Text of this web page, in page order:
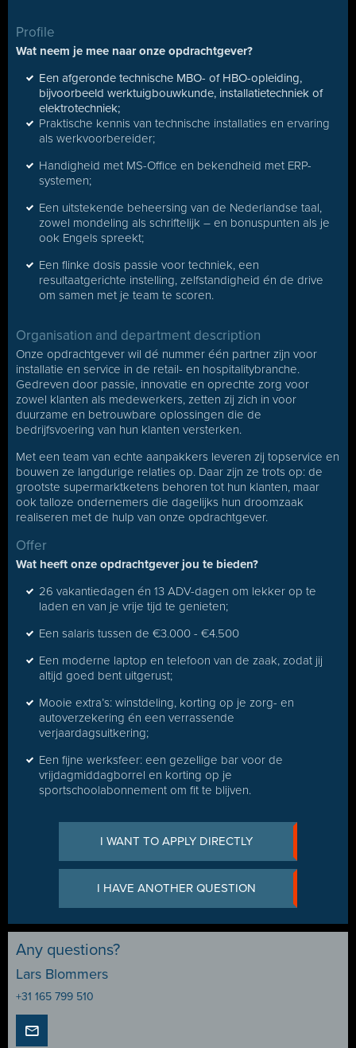
Profile
Wat neem je mee naar onze opdrachtgever?
Een afgeronde technische MBO- of HBO-opleiding,
bijvoorbeeld werktuigbouwkunde, installatietechniek of
elektrotechniek;
Praktische kennis van technische installaties en ervaring
als werkvoorbereider;
Handigheid met MS-Office en bekendheid met ERP-
systemen;
Een uitstekende beheersing van de Nederlandse taal,
zowel mondeling als schriftelijk – en bonuspunten als je
ook Engels spreekt;
Een flinke dosis passie voor techniek, een
resultaatgerichte instelling, zelfstandigheid én de drive
om samen met je team te scoren.
Organisation and department description
Onze opdrachtgever wil dé nummer één partner zijn voor
installatie en service in de retail- en hospitalitybranche.
Gedreven door passie, innovatie en oprechte zorg voor
zowel klanten als medewerkers, zetten zij zich in voor
duurzame en betrouwbare oplossingen die de
bedrijfsvoering van hun klanten versterken.
Met een team van echte aanpakkers leveren zij topservice en
bouwen ze langdurige relaties op. Daar zijn ze trots op: de
grootste supermarktketens behoren tot hun klanten, maar
ook talloze ondernemers die dagelijks hun droomzaak
realiseren met de hulp van onze opdrachtgever.
Offer
Wat heeft onze opdrachtgever jou te bieden?
26 vakantiedagen én 13 ADV-dagen om lekker op te
laden en van je vrije tijd te genieten;
Een salaris tussen de €3.000 - €4.500
Een moderne laptop en telefoon van de zaak, zodat jij
altijd goed bent uitgerust;
Mooie extra’s: winstdeling, korting op je zorg- en
autoverzekering én een verrassende
verjaardagsuitkering;
Een fijne werksfeer: een gezellige bar voor de
vrijdagmiddagborrel en korting op je
sportschoolabonnement om fit te blijven.
I WANT TO APPLY DIRECTLY
I HAVE ANOTHER QUESTION
Any questions?
Lars Blommers
+31 165 799 510